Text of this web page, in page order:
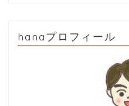
hanaプロフィール